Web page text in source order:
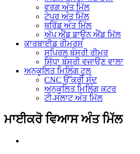
ਵਰਗ ਅੰਤ ਮਿੱਲ
ਟੇਪਰ ਅੰਤ ਮਿੱਲ
ਥਰਿੱਡ ਅੰਤ ਮਿੱਲ
ਅੱਪ ਐਂਡ ਡਾਊਨ ਐਂਡ ਮਿੱਲ
ਕਾਰਬਾਈਡ ਰੀਮਰਸ
ਸਪਿਰਲ ਬੰਸਰੀ ਰੀਮਰ
ਸਿੱਧਾ ਬੰਸਰੀ ਵਜਾਉਣ ਵਾਲਾ
ਅਨੁਕੂਲਿਤ ਮਿਲਿੰਗ ਟੂਲ
CNC ਉੱਕਰੀ ਸੰਦ
ਅਨੁਕੂਲਿਤ ਮਿਲਿੰਗ ਕਟਰ
ਟੀ-ਸਲਾਟ ਅੰਤ ਮਿੱਲ
ਮਾਈਕਰੋ ਵਿਆਸ ਅੰਤ ਮਿੱਲ